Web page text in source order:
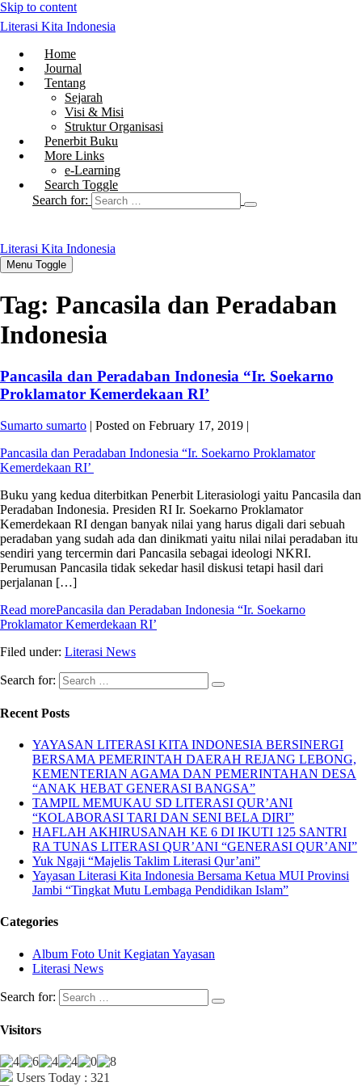
Skip to content
Literasi Kita Indonesia
Home
Journal
Tentang
Sejarah
Visi & Misi
Struktur Organisasi
Penerbit Buku
More Links
e-Learning
Search Toggle
Search for:
Literasi Kita Indonesia
Menu Toggle
Tag: Pancasila dan Peradaban
Indonesia
Pancasila dan Peradaban Indonesia “Ir. Soekarno
Proklamator Kemerdekaan RI’
Sumarto sumarto | Posted on February 17, 2019 |
Pancasila dan Peradaban Indonesia “Ir. Soekarno Proklamator
Kemerdekaan RI’
Buku yang kedua diterbitkan Penerbit Literasiologi yaitu Pancasila dan
Peradaban Indonesia. Presiden RI Ir. Soekarno Proklamator
Kemerdekaan RI dengan banyak nilai yang harus digali dari sebuah
peradaban yang sudah ada dan dinikmati yaitu nilai nilai peradaban itu
sendiri yang tercermin dari Pancasila sebagai ideologi NKRI.
Perumusan Pancasila tidak sekedar hasil diskusi tetapi hasil dari
perjalanan […]
Read morePancasila dan Peradaban Indonesia “Ir. Soekarno
Proklamator Kemerdekaan RI’
Filed under: Literasi News
Search for:
Recent Posts
YAYASAN LITERASI KITA INDONESIA BERSINERGI
BERSAMA PEMERINTAH DAERAH REJANG LEBONG,
KEMENTERIAN AGAMA DAN PEMERINTAHAN DESA
“ANAK HEBAT GENERASI BANGSA”
TAMPIL MEMUKAU SD LITERASI QUR’ANI
“KOLABORASI TARI DAN SENI BELA DIRI”
HAFLAH AKHIRUSANAH KE 6 DI IKUTI 125 SANTRI
RA TUNAS LITERASI QUR’ANI “GENERASI QUR’ANI”
Yuk Ngaji “Majelis Taklim Literasi Qur’ani”
Yayasan Literasi Kita Indonesia Bersama Ketua MUI Provinsi
Jambi “Tingkat Mutu Lembaga Pendidikan Islam”
Categories
Album Foto Unit Kegiatan Yayasan
Literasi News
Search for:
Visitors
Users Today : 321